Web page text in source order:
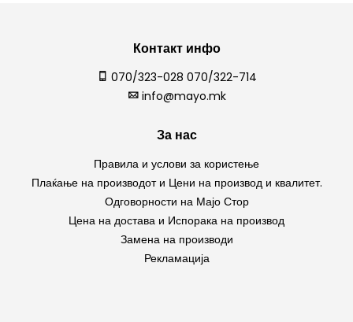
Контакт инфо
070/323-028 070/322-714
info@mayo.mk
За нас
Правила и услови за користење
Плаќање на производот и Цени на производ и квалитет.
Одговорности на Мајо Стор
Цена на достава и Испорака на производ
Замена на производи
Рекламација